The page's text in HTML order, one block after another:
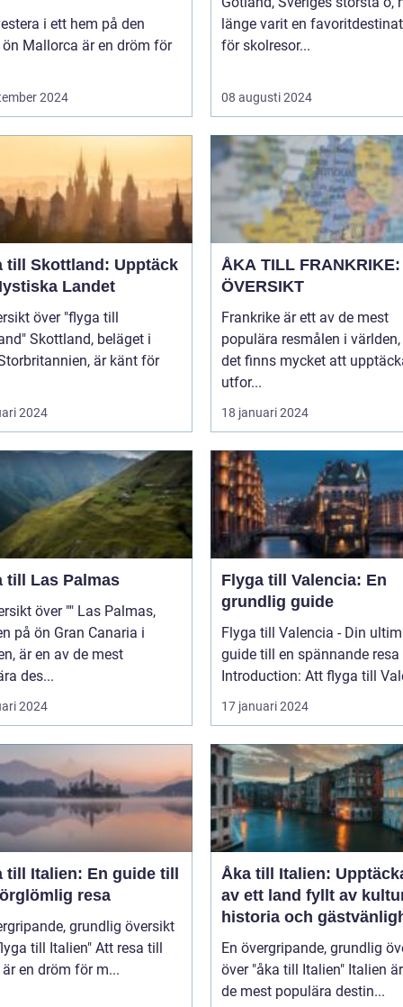
i ett hem på den
Mallorca är en dröm för
2024
länge varit en
för skolresor...
08 augusti 2024
till Skottland: Upptäck
Landet
över "flyga till
beläget i
är känt för
2024
ÅKA TILL FRANKRIKE:
ÖVERSIKT
Frankrike är ett av de mest
populära resmålen i
det finns mycket att
utfor...
18 januari 2024
till Las Palmas
över "" Las Palmas,
på ön Gran Canaria i
är en av de mest
des...
2024
Flyga till Valencia: En
grundlig guide
Flyga till Valencia - Din
guide till en spännande resa
Introduction: Att flyga till
17 januari 2024
till Italien: En guide till
resa
grundlig översikt
till Italien" Att resa till
en dröm för m...
Åka till Italien:
av ett land fyllt av
historia och
En övergripande, grundlig
över "åka till Italien" Italien är en av
de mest populära destin...